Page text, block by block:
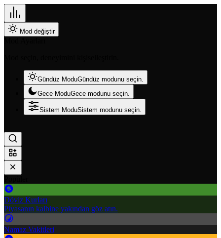
Mod değiştir
Gündüz ModuGündüz modunu seçin.
Gece ModuGece modunu seçin.
Sistem ModuSistem modunu seçin.
Döviz Kurları
Piyasanın kalbine yakından göz atın.
Namaz Vakitleri